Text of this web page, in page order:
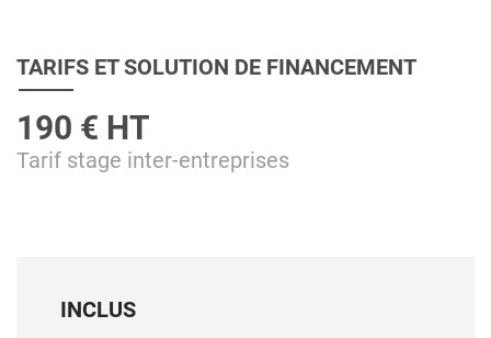
TARIFS ET SOLUTION DE FINANCEMENT
190 € HT
Tarif stage inter-entreprises
INCLUS